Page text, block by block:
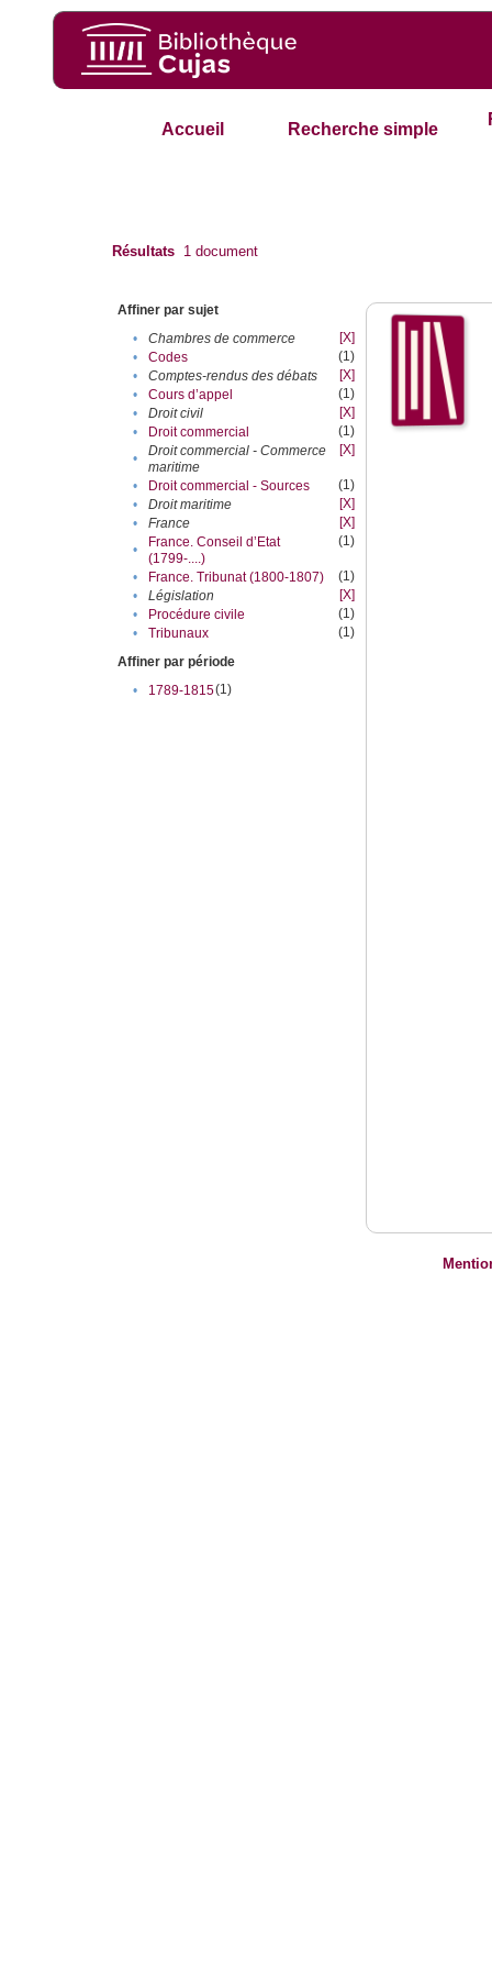
Accueil Recherche simple
Résultats 1 document
Affiner par sujet
•
Chambres de commerce
[X]
•
Codes
(1)
•
Comptes-rendus des débats
[X]
•
Cours d’appel
(1)
•
Droit civil
[X]
•
Droit commercial
(1)
•
Droit commercial - Commerce
maritime
[X]
• Droit commercial - Sources
(1)
•
Droit maritime
[X]
•
France
[X]
•
France. Conseil d’Etat
(1799-....)
(1)
• France. Tribunat (1800-1807)
(1)
•
Législation
[X]
•
Procédure civile
(1)
•
Tribunaux
(1)
Affiner par période
•
1789-1815(1)